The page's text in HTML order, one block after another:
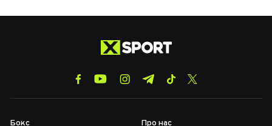
Бокс Про нас